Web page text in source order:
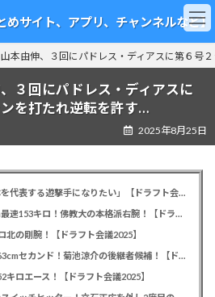
サイト、アプリ、チャンネルなど】
山本由伸、３回にパドレス・ディアスに第６号
３回にパドレス・ディアスに
を打たれ逆転を許す…
2025年8月25日
カープドラ6西川篤夢！「日本を代表する遊撃手になりたい」【ドラフト会議2025】
カープドラ5赤木晴哉！191cm最速153キロ！佛教大の本格派右腕！【ドラフト会議2025】
北の剛腕！【ドラフト会議2025】
カープドラ3勝田成！近畿大163cmセカンド！菊池涼介の後継者候補！【ドラフト会議2025】
キロエース！【ドラフト会議2025】